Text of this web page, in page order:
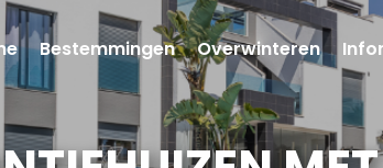
Bestemmingen Overwinteren